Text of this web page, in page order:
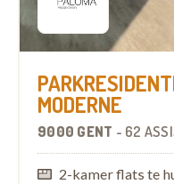
MODERNE
9000 GENT - 62
2-kamer flats te